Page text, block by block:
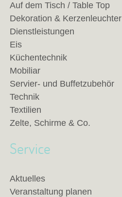
Auf dem Tisch / Table Top
Dekoration & Kerzenleuchter
Dienstleistungen
Eis
Küchentechnik
Mobiliar
Servier- und Buffetzubehör
Technik
Textilien
Zelte, Schirme & Co.
Service
Aktuelles
Veranstaltung planen